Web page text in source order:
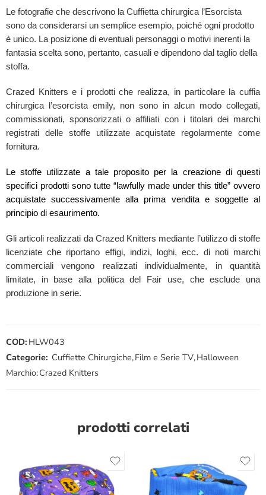
Le fotografie che descrivono la Cuffietta chirurgica l’Esorcista
sono da considerarsi un semplice esempio, poiché ogni prodotto
è unico. La posizione di eventuali personaggi o motivi inerenti la
fantasia scelta sono, pertanto, casuali e dipendono dal taglio della
stoffa.
Crazed Knitters e i prodotti che realizza, in particolare la cuffia
chirurgica l’esorcista emily, non sono in alcun modo collegati,
commissionati, sponsorizzati o affiliati con i titolari dei marchi
registrati delle stoffe utilizzate acquistate regolarmente come
fornitura.
Le stoffe utilizzate a tale proposito per la creazione di questi
specifici prodotti sono tutte “lawfully made under this title” ovvero
acquistate successivamente alla prima vendita e soggette al
principio di esaurimento.
Gli articoli realizzati da Crazed Knitters mediante l’utilizzo di stoffe
licenziate che riportano effigi, indizi, loghi, ecc. di noti marchi
commerciali vengono realizzati individualmente, in quantità
limitate, in base alla politica del Fair use, che esclude una
produzione in serie.
COD: HLW043
Categorie: Cuffiette Chirurgiche,Film e Serie TV,Halloween
Marchio:Crazed Knitters
prodotti correlati